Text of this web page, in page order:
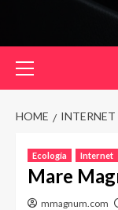
Menu
HOME INTERNET
Ecología Internet
Mare
mmagnum.com